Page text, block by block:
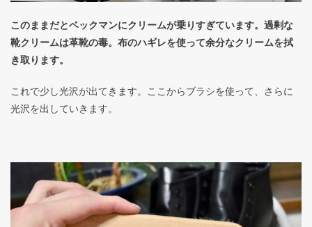
このままだとベックマンにクリームが乗りすぎています。過剰な
靴クリームは革靴の毒。布のハギレを使って余分なクリームを拭
き取ります。
これで少し光沢が出てきます。ここからブラシを使って、さらに
光沢を出していきます。